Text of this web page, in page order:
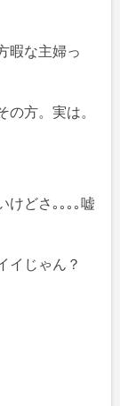
暇な主婦っ
方。実は。
けどさ｡｡｡｡嘘
イじゃん？